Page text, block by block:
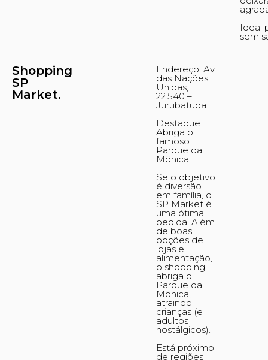
Ideal
sem
Shopping
SP
Market.
Endereço: Av.
das Nações
Unidas,
22.540 –
Jurubatuba.
Destaque:
Abriga o
famoso
Parque da
Mônica.
Se o objetivo
é diversão
em família, o
SP Market é
uma ótima
pedida. Além
de boas
opções de
lojas e
alimentação,
o shopping
abriga o
Parque da
Mônica,
atraindo
crianças (e
adultos
nostálgicos).
Está próximo
de regiões